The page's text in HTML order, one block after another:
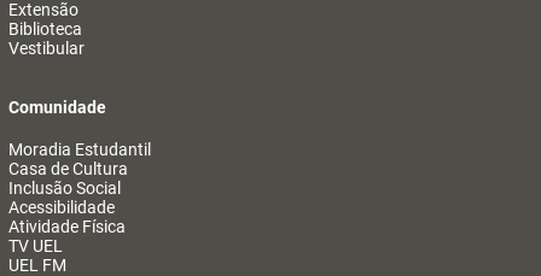
Extensão
Biblioteca
Vestibular
Comunidade
Moradia Estudantil
Casa de Cultura
Inclusão Social
Acessibilidade
Atividade Física
TV UEL
UEL FM